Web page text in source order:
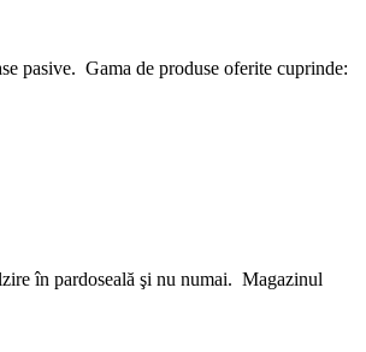
pasive. Gama de produse oferite cuprinde:
în pardoseală şi nu numai. Magazinul